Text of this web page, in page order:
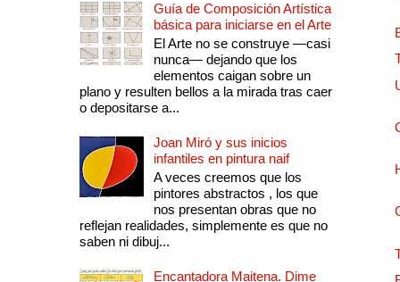
Guía de Composición Artística
básica para iniciarse en el Arte
El Arte no se construye —casi
nunca— dejando que los
elementos caigan sobre un
plano y resulten bellos a la mirada tras caer
o depositarse a...
Joan Miró y sus inicios
infantiles en pintura naif
A veces creemos que los
pintores abstractos , los que
nos presentan obras que no
reflejan realidades, simplemente es que no
saben ni dibuj...
Encantadora Maitena. Dime